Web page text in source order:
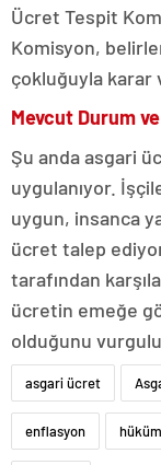
Ücret Tespit
Komisyon,
çokluğuyla karar
Mevcut Durum
Şu anda asgari
uygulanıyor.
uygun, insanca
ücret talep
tarafından
ücretin emeğe
olduğunu
asgari ücret
enflasyon